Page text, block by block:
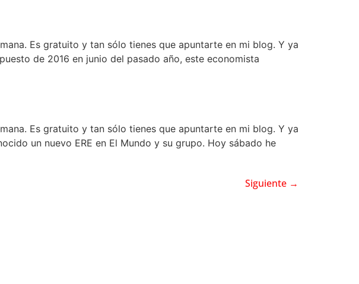
Es gratuito y tan sólo tienes que apuntarte en mi blog. Y ya
de 2016 en junio del pasado año, este economista
Es gratuito y tan sólo tienes que apuntarte en mi blog. Y ya
un nuevo ERE en El Mundo y su grupo. Hoy sábado he
Siguiente →